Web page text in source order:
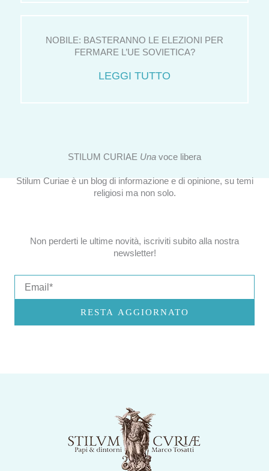
NOBILE: BASTERANNO LE ELEZIONI PER
FERMARE L’UE SOVIETICA?
LEGGI TUTTO
STILUM CURIAE Una voce libera
Stilum Curiae è un blog di informazione e di opinione, su temi
religiosi ma non solo.
Non perderti le ultime novità, iscriviti subito alla nostra
newsletter!
RESTA AGGIORNATO